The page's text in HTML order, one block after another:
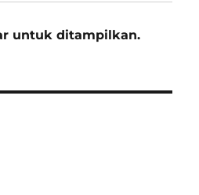
untuk ditampilkan.